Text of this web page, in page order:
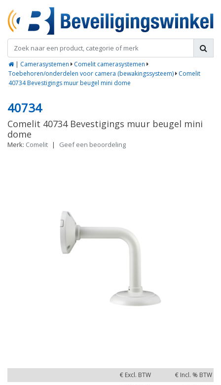
| Camerasystemen
Comelit camerasystemen
Toebehoren/onderdelen voor camera (bewakingssysteem)
Comelit
40734 Bevestigings muur beugel mini dome
40734
Comelit 40734 Bevestigings muur beugel mini
dome
Merk: Comelit | Geef een beoordeling
€ Excl. BTW € Incl. % BTW